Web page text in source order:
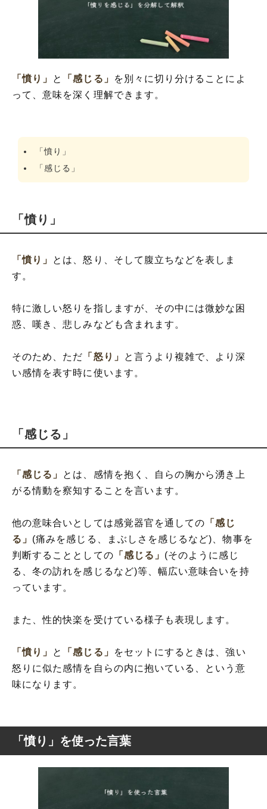
「憤り」 と 「感じる」
を別々に切り分けることによ
って、意味を深く理解できます。
「憤り」
「感じる」
「憤り」
「憤り」
とは、怒り、そして腹立ちなどを表しま
す。
特に激しい怒りを指しますが、その中には微妙な困
惑、嘆き、悲しみなども含まれます。
そのため、ただ 「怒り」
と言うより複雑で、より深
い感情を表す時に使います。
「感じる」
「感じる」 とは、感情を抱く、自らの胸から湧き上
がる情動を察知することを言います。
他の意味合いとしては感覚器官を通しての 「感じ
る」 (痛みを感じる、まぶしさを感じるなど)、物事を
判断することとしての 「感じる」 (そのように感じ
る、冬の訪れを感じるなど)等、幅広い意味合いを持
っています。
また、性的快楽を受けている様子も表現します。
「憤り」 と 「感じる」
をセットにするときは、強い
怒りに似た感情を自らの内に抱いている、という意
味になります。
「憤り」を使った言葉